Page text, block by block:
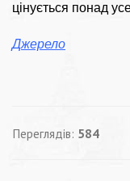
цінується понад
Джерело
Переглядів: 584